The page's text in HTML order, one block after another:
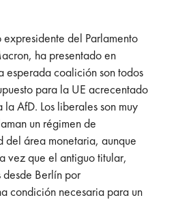
del Parlamento
ha presentado en
esperada coalición son todos
para la UE acrecentado
AfD. Los liberales son muy
un régimen de
del área monetaria, aunque
vez que el antiguo titular,
Berlín por
condición necesaria para un